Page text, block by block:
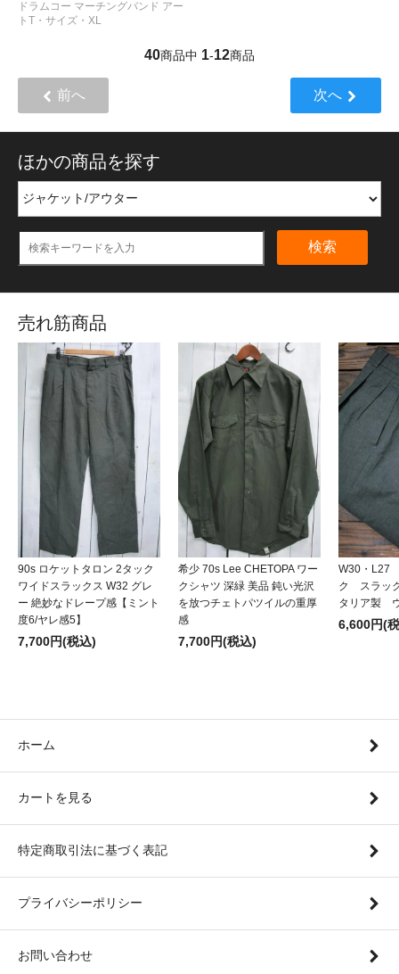
ドラムコー マーチングバンド アー
トT・サイズ・XL
40商品中 1-12商品
前へ 次へ
ほかの商品を探す
検索
売れ筋商品
90s ロケットタロン 2タック
ワイドスラックス W32 グレ
ー 絶妙なドレープ感【ミント
度6/ヤレ感5】
7,700円(税込)
希少 70s Lee CHETOPA ワー
クシャツ 深緑 美品 鈍い光沢
を放つチェトパツイルの重厚
感
7,700円(税込)
W30・
ク スラッ
タリア製
6,600円(
ホーム
カートを見る
特定商取引法に基づく表記
プライバシーポリシー
お問い合わせ